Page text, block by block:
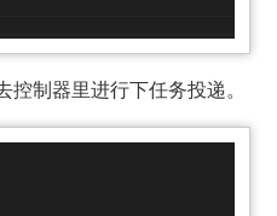
控制器里进行下任务投递。